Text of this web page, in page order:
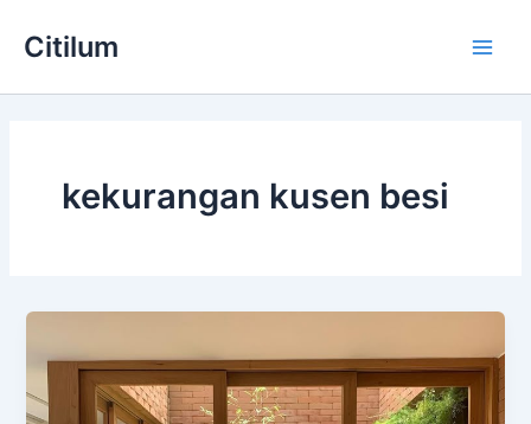
Citilum
kekurangan kusen besi